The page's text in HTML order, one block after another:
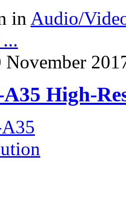
in Audio/
High-